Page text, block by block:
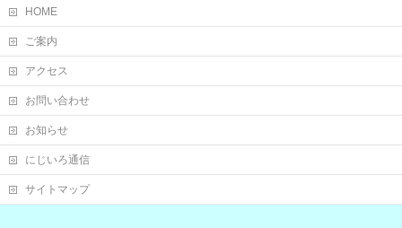
HOME
ご案内
アクセス
お問い合わせ
お知らせ
にじいろ通信
サイトマップ